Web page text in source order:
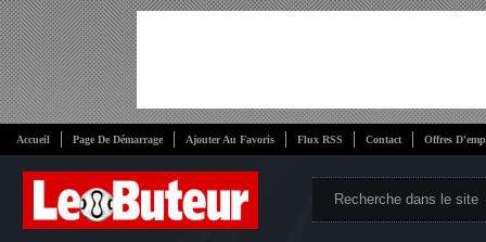
Accueil Page De Démarrage Ajouter Au Favoris Flux RSS Contact Offres